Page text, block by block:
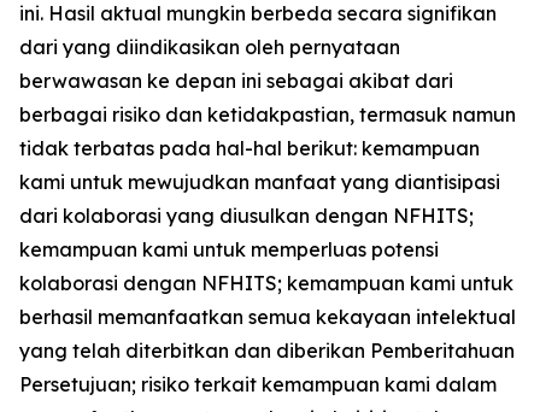
ini. Hasil aktual mungkin berbeda secara signifikan
dari yang diindikasikan oleh pernyataan
berwawasan ke depan ini sebagai akibat dari
berbagai risiko dan ketidakpastian, termasuk namun
tidak terbatas pada hal-hal berikut: kemampuan
kami untuk mewujudkan manfaat yang diantisipasi
dari kolaborasi yang diusulkan dengan NFHITS;
kemampuan kami untuk memperluas potensi
kolaborasi dengan NFHITS; kemampuan kami untuk
berhasil memanfaatkan semua kekayaan intelektual
yang telah diterbitkan dan diberikan Pemberitahuan
Persetujuan; risiko terkait kemampuan kami dalam